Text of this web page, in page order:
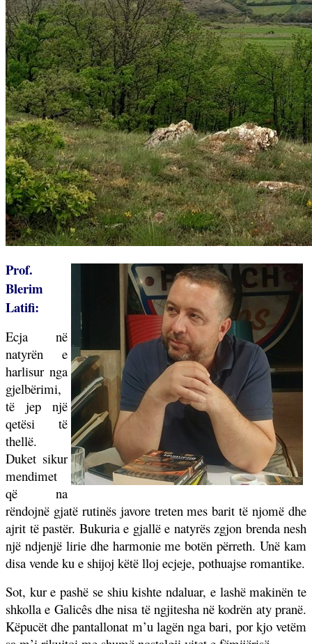
Prof.
Blerim
Latifi:
Ecja në
natyrën e
harlisur nga
gjelbërimi,
të jep një
qetësi të
thellë.
Duket sikur
mendimet
që na
rëndojnë gjatë rutinës javore treten mes barit të njomë dhe
ajrit të pastër. Bukuria e gjallë e natyrës zgjon brenda nesh
një ndjenjë lirie dhe harmonie me botën përreth. Unë kam
disa vende ku e shijoj këtë lloj ecjeje, pothuajse romantike.
Sot, kur e pashë se shiu kishte ndaluar, e lashë makinën te
shkolla e Galicês dhe nisa të ngjitesha në kodrën aty pranë.
Këpucët dhe pantallonat m’u lagën nga bari, por kjo vetëm